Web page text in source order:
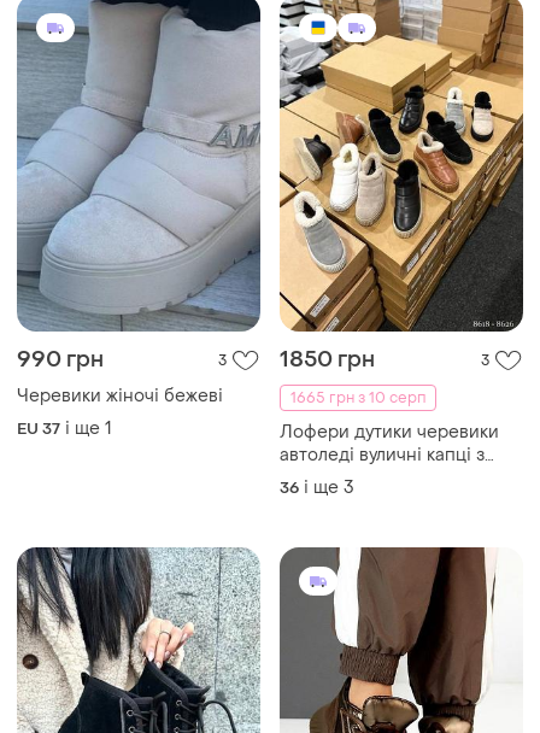
990 грн 3
Черевики жіночі бежеві
EU 37 і ще 1
1850 грн
3
1665 грн з 10 серп
Лофери дутики черевики
автоледі вуличні капці з
хутром 8619 8626
розпродаж
36 і ще 3